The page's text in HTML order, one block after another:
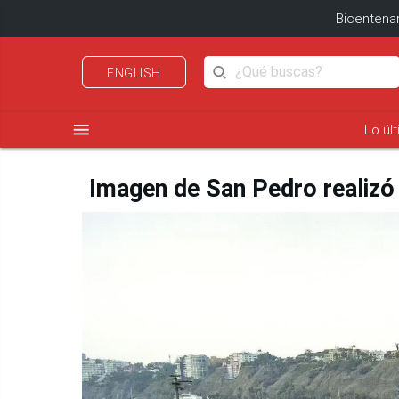
ENGLISH
menu Lo
Imagen de San Pedro